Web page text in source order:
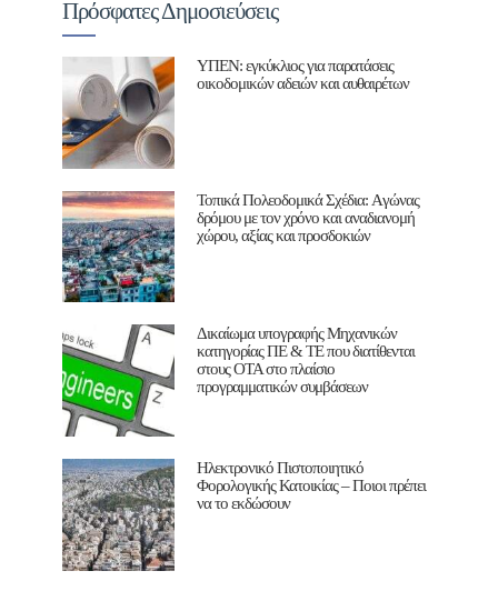
Πρόσφατες Δημοσιεύσεις
ΥΠΕΝ: εγκύκλιος για παρατάσεις
οικοδομικών αδειών και αυθαιρέτων
Τοπικά Πολεοδομικά Σχέδια: Aγώνας
δρόμου με τον χρόνο και αναδιανομή
χώρου, αξίας και προσδοκιών
Δικαίωμα υπογραφής Μηχανικών
κατηγορίας ΠΕ & ΤΕ που διατίθενται
στους ΟΤΑ στο πλαίσιο
προγραμματικών συμβάσεων
Ηλεκτρονικό Πιστοποιητικό
Φορολογικής Κατοικίας – Ποιοι πρέπει
να το εκδώσουν